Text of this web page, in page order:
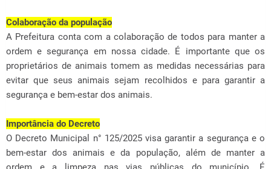
Colaboração da população
A Prefeitura conta com a colaboração de todos para manter a
ordem e segurança em nossa cidade. É importante que os
proprietários de animais tomem as medidas necessárias para
evitar que seus animais sejam recolhidos e para garantir a
segurança e bem-estar dos animais.
Importância do Decreto
O Decreto Municipal n° 125/2025 visa garantir a segurança e o
bem-estar dos animais e da população, além de manter a